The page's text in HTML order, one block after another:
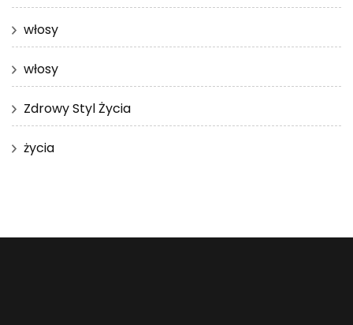
włosy
włosy
Zdrowy Styl Życia
życia